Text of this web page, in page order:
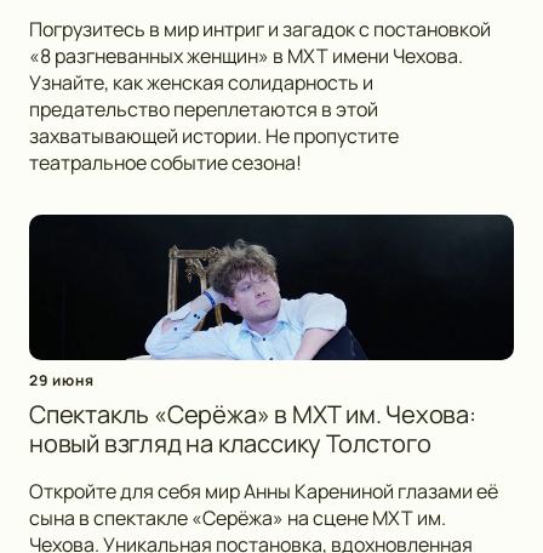
Погрузитесь в мир интриг и загадок с постановкой
«8 разгневанных женщин» в МХТ имени Чехова.
Узнайте, как женская солидарность и
предательство переплетаются в этой
захватывающей истории. Не пропустите
театральное событие сезона!
29 июня
Спектакль «Серёжа» в МХТ им. Чехова:
новый взгляд на классику Толстого
Откройте для себя мир Анны Карениной глазами её
сына в спектакле «Серёжа» на сцене МХТ им.
Чехова. Уникальная постановка, вдохновленная